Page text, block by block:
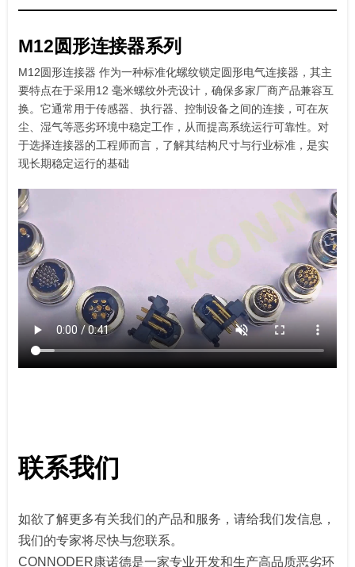
M12圆形连接器系列
M12圆形连接器 作为一种标准化螺纹锁定圆形电气连接器，其主
要特点在于采用12 毫米螺纹外壳设计，确保多家厂商产品兼容互
换。它通常用于传感器、执行器、控制设备之间的连接，可在灰
尘、湿气等恶劣环境中稳定工作，从而提高系统运行可靠性。对
于选择连接器的工程师而言，了解其结构尺寸与行业标准，是实
现长期稳定运行的基础
联系我们
如欲了解更多有关我们的产品和服务，请给我们发信息，
我们的专家将尽快与您联系。
CONNODER康诺德是一家专业开发和生产高品质恶劣环